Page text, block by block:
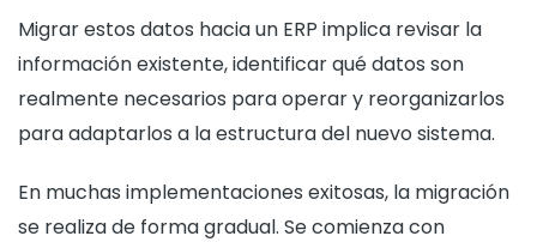
Migrar estos datos hacia un ERP implica revisar la
información existente, identificar qué datos son
realmente necesarios para operar y reorganizarlos
para adaptarlos a la estructura del nuevo sistema.
En muchas implementaciones exitosas, la migración
se realiza de forma gradual. Se comienza con